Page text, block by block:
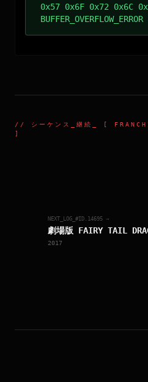
0x57 0x6F 0x72 0x6C
BUFFER_OVERFLOW_ERROR
// シーケンス_継続
_ [
]
NEXT_LOG_#ID. 14695 →
劇場版 FAIRY TAIL
2017